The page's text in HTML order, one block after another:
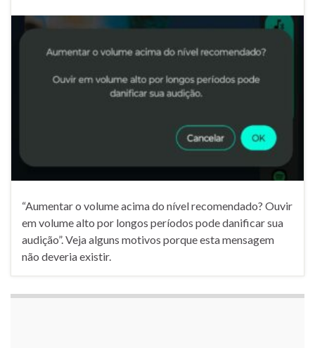
“Aumentar o volume acima do nível recomendado? Ouvir
em volume alto por longos períodos pode danificar sua
audição”. Veja alguns motivos porque esta mensagem
não deveria existir.